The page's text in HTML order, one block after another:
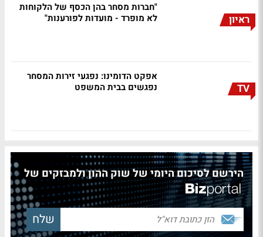
ראיון
"חברות מסחר בהן הכסף של הלקוחות
לא מופרד - מועדות לפורענות"
TV
אפקט הדומינו: נפגעי זירות המסחר
נפגשים בבית המשפט
הירשם לסיכום היומי של שוק ההון ולמבזקים של